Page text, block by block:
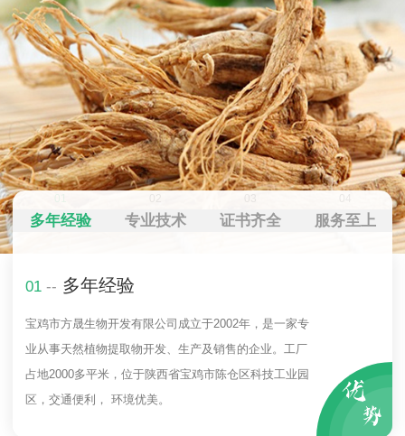
01 -- 多年经验
宝鸡市方晟生物开发有限公司成立于2002年，是一家专
业从事天然植物提取物开发、生产及销售的企业。工厂
占地2000多平米，位于陕西省宝鸡市陈仓区科技工业园
区，交通便利， 环境优美。
多年经验 专业技术 证书齐全 服务至上